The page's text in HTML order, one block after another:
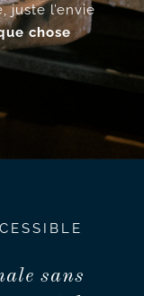
juste l’envie
chose
sans